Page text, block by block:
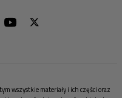
wszystkie materiały i ich części oraz